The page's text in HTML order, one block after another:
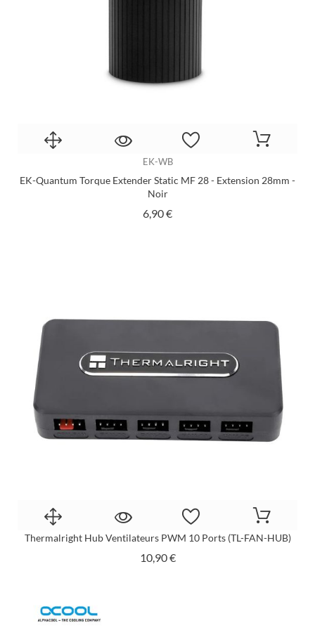
EK-WB
EK-Quantum Torque Extender Static MF 28 - Extension 28mm -
Noir
6,90 €Prix
Thermalright Hub Ventilateurs PWM 10 Ports (TL-FAN-HUB)
10,90 €Prix